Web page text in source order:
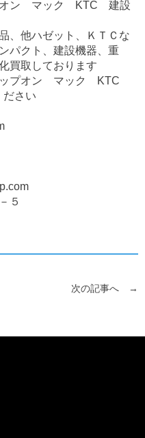
オン マック KTC 建設
、他ハゼット、ＫＴＣな
パクト、建設機器、重
買取しております
プオン マック KTC
ださい
５
次の記事へ →